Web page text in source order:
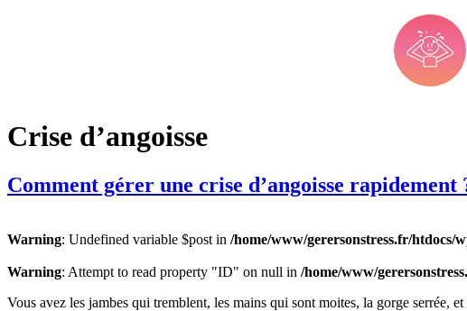
Crise d’angoisse
Comment gérer une crise d’angoisse rapidement
Warning: Undefined variable $post in /home/www/gerersonstress.fr/htdocs/
Warning: Attempt to read property "ID" on null in /home/www/
Vous avez les jambes qui tremblent, les mains qui sont moites, la gorge serrée,